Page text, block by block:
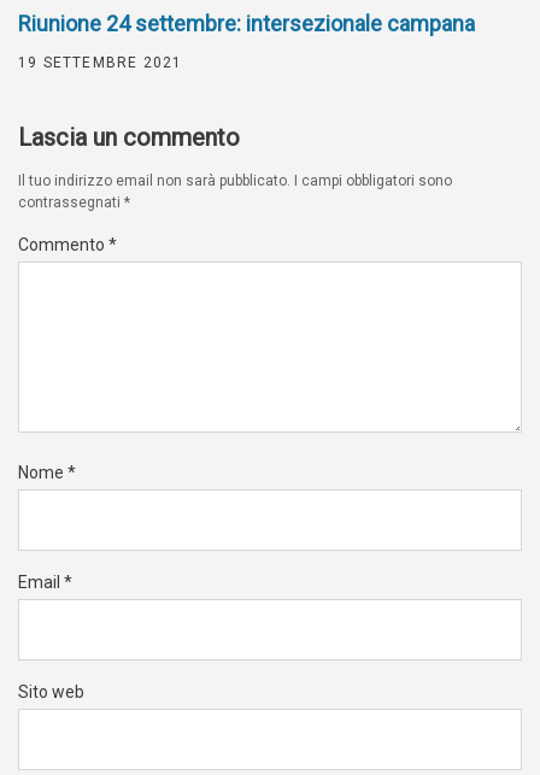
Riunione 24 settembre: intersezionale campana
19 SETTEMBRE 2021
Lascia un commento
Il tuo indirizzo email non sarà pubblicato.
I campi obbligatori sono
contrassegnati *
Commento *
Nome *
Email *
Sito web